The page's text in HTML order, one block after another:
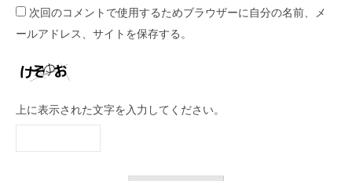
次回のコメントで使用するためブラウザーに自分の名前、メ
ールアドレス、サイトを保存する。
上に表示された文字を入力してください。